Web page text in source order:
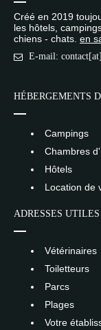
Créé en 2019
les hôtels,
chiens - chats. en
E-mail:
HÉBERGEMENTS
Campings
Chambres
Hôtels
Location de
ADRESSES UTILES
Vétérinaires
Toiletteurs
Parcs
Plages
Votre